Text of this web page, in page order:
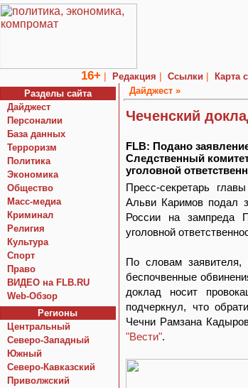
16+ | Редакция | Ссылки |
Карта
Разделы сайта
Дайджест
Персоналии
База данных
Терроризм
Политика
Экономика
Общество
Macc-медиа
Криминал
Религия
Культура
Спорт
Право
ВИДЕО на FLB.RU
Web-Обзор
Регионы
Центральный
Северо-Западный
Южный
Северо-Кавказский
Приволжский
Дайджест »
Чеченский
FLB: Подано
Следственный
уголовной
Пресс-секретарь
Альви Каримов подал
России на
уголовной
По словам заявителя,
беспочвенные
доклад носит
подчеркнул, что
Чечни Рамзана
"Вести".